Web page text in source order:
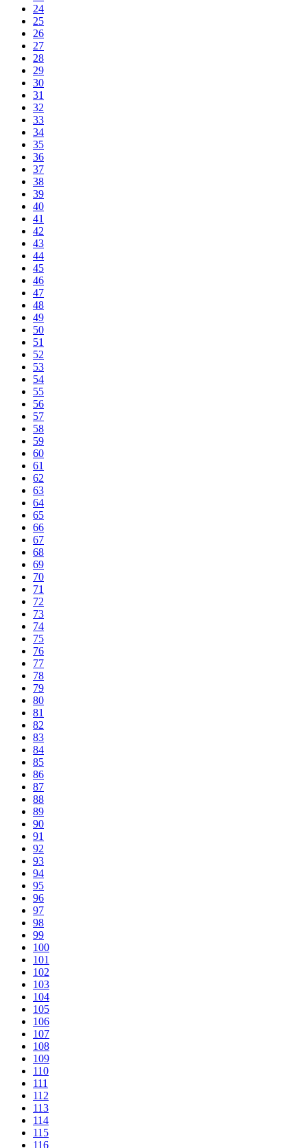
24
25
26
27
28
29
30
31
32
33
34
35
36
37
38
39
40
41
42
43
44
45
46
47
48
49
50
51
52
53
54
55
56
57
58
59
60
61
62
63
64
65
66
67
68
69
70
71
72
73
74
75
76
77
78
79
80
81
82
83
84
85
86
87
88
89
90
91
92
93
94
95
96
97
98
99
100
101
102
103
104
105
106
107
108
109
110
111
112
113
114
115
116